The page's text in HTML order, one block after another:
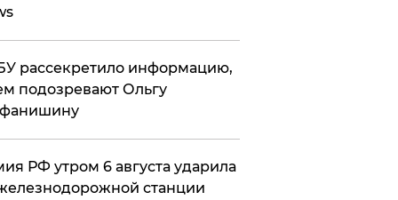
рассекретило информацию,
подозревают Ольгу
РФ утром 6 августа ударила
станции